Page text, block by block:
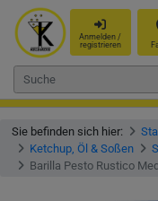
Anmelden /
registrieren
Sie befinden sich hier:
Ketchup, Öl & Soßen
Barilla Pesto Rustico